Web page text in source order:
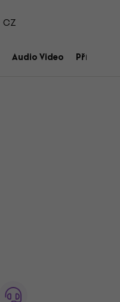
CZ
Audio Video